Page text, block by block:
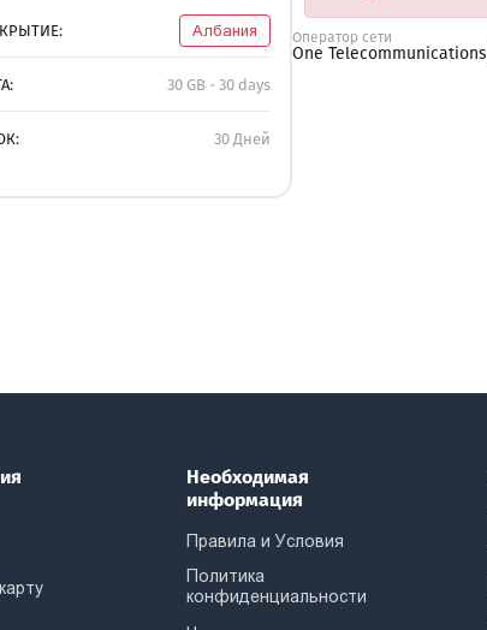
Албания
30 GB - 30 days
30 Дней
Оператор сети
One Telecommunications
Необходимая
информация
Правила и Условия
Политика
конфиденциальности